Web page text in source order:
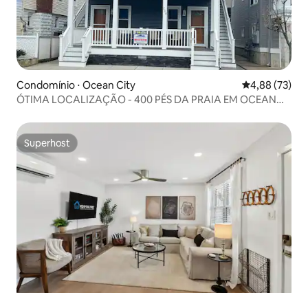
Condomínio ⋅ Ocean City 4,88 de uma
4,88 (73)
ÓTIMA LOCALIZAÇÃO - 400 PÉS DA PRAIA EM OCEAN
Superhost
Superhost